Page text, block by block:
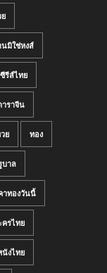
มิใช่หงส์
ซีรีส์ไทย
าราจีน
ย ทอง
บาล
าทองวันนี้
ครไทย
นังไทย